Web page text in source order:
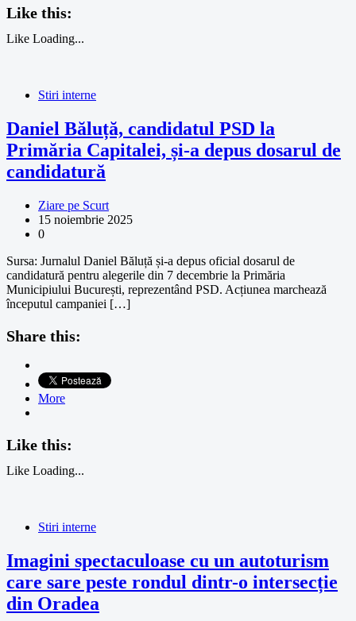
Like this:
Like Loading...
Stiri interne
Daniel Băluță, candidatul PSD la
Primăria Capitalei, și-a depus dosarul de
candidatură
Ziare pe Scurt
15 noiembrie 2025
0
Sursa: Jurnalul Daniel Băluță și-a depus oficial dosarul de
candidatură pentru alegerile din 7 decembrie la Primăria
Municipiului București, reprezentând PSD. Acțiunea marchează
începutul campaniei […]
Share this:
More
Like this:
Like Loading...
Stiri interne
Imagini spectaculoase cu un autoturism
care sare peste rondul dintr-o intersecție
din Oradea